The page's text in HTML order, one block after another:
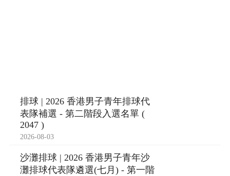
排球 | 2026 香港男子青年排球代
表隊補選 - 第二階段入選名單 (
2047 )
2026-08-03
沙灘排球 | 2026 香港男子青年沙
灘排球代表隊遴選(七月) - 第一階